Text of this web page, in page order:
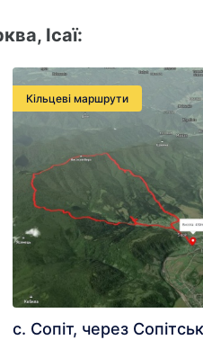
Ісаї:
Кільцеві маршрути
с. Сопіт, через